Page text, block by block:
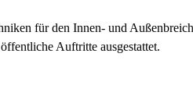
für den Innen- und
Auftritte ausgestattet.